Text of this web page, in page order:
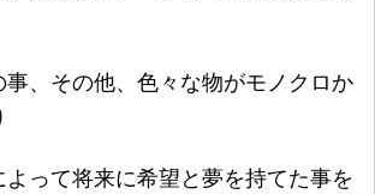
、その他、色々な物がモノクロか
よって将来に希望と夢を持てた事を